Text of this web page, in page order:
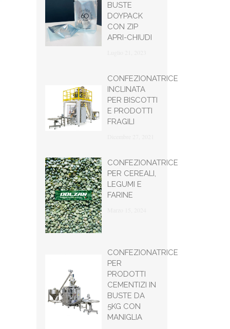
BUSTE
DOYPACK
CON ZIP
APRI-CHIUDI
CONFEZIONATRICE
INCLINATA
PER BISCOTTI
E PRODOTTI
FRAGILI
CONFEZIONATRICE
PER CEREALI,
LEGUMI E
FARINE
CONFEZIONATRICE
PER
PRODOTTI
CEMENTIZI IN
BUSTE DA
5KG CON
MANIGLIA